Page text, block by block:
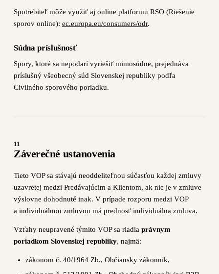
Spotrebiteľ môže využiť aj online platformu RSO (Riešenie
sporov online): ec.europa.eu/consumers/odr.
Súdna príslušnosť
Spory, ktoré sa nepodarí vyriešiť mimosúdne, prejednáva
príslušný všeobecný súd Slovenskej republiky podľa
Civilného sporového poriadku.
11
Záverečné ustanovenia
Tieto VOP sa stávajú neoddeliteľnou súčasťou každej zmluvy
uzavretej medzi Predávajúcim a Klientom, ak nie je v zmluve
výslovne dohodnuté inak. V prípade rozporu medzi VOP
a individuálnou zmluvou má prednosť individuálna zmluva.
Vzťahy neupravené týmito VOP sa riadia právnym
poriadkom Slovenskej republiky, najmä:
zákonom č. 40/1964 Zb., Občiansky zákonník,